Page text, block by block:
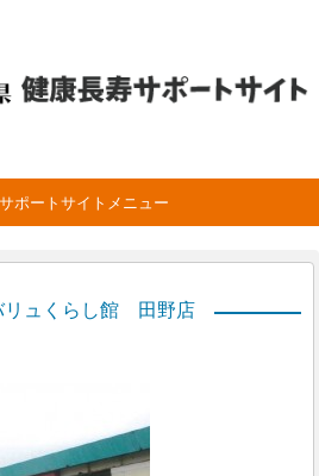
ポートサイトメニュー
リュくらし館 田野店